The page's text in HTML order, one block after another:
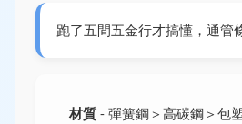
跑了五間五金行才搞懂，通管
材質 - 彈簧鋼＞高碳鋼＞包